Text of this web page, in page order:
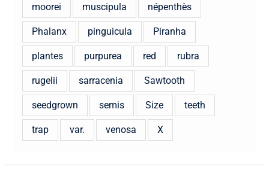
moorei muscipula népenthès
Phalanx pinguicula Piranha
plantes purpurea red rubra
rugelii sarracenia Sawtooth
seedgrown semis Size teeth
trap var. venosa X